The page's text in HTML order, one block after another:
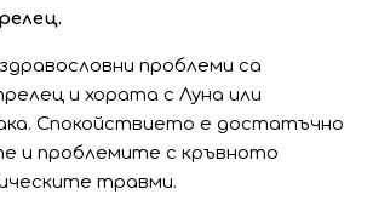
проблеми са
и хората с Луна или
Спокойствието е достатъчно
и проблемите с кръвното
травми.